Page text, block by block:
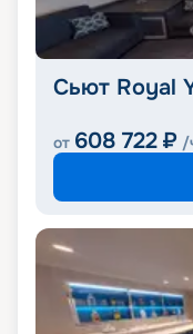
Сьют Royal
от 608 722 ₽ /